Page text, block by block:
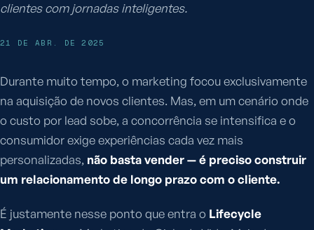
clientes com jornadas inteligentes.
21 DE ABR. DE 2025
Durante muito tempo, o marketing focou exclusivamente
na aquisição de novos clientes. Mas, em um cenário onde
o custo por lead sobe, a concorrência se intensifica e o
consumidor exige experiências cada vez mais
personalizadas, não basta vender — é preciso construir
um relacionamento de longo prazo com o cliente.
É justamente nesse ponto que entra o Lifecycle